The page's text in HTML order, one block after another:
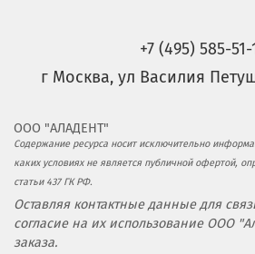
+7 (495) 585-51-
г Москва, ул Василия
ООО "АЛАДЕНТ"
Содержание ресурса носит исключительно
каких условиях не является публичной офертой,
статьи 437 ГК РФ.
Оставляя контактные данные для
согласие на их использование ООО
заказа.